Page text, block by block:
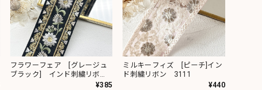
フラワーフェア [グレージュ
ブラック] インド刺繍リボ
¥385
ミルキーフィズ [ピーチ]イン
ド刺繍リボン 3111
¥440